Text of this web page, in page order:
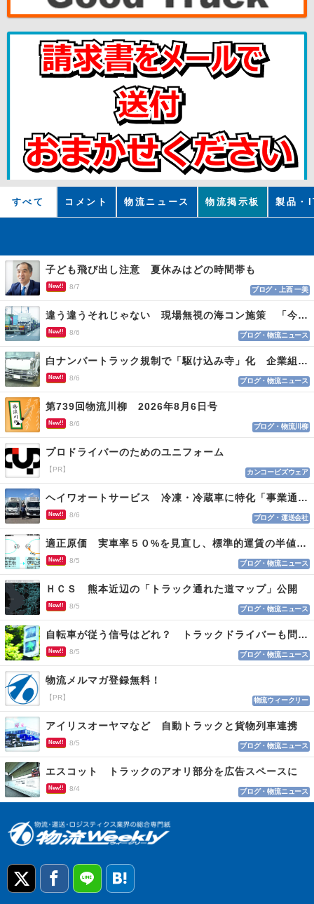
すべて コメント 物流ニュース 物流掲示板 製品・
子ども飛び出し注意 夏休みはどの時間帯も
New!! 8/7 ブログ・上西 一美
違う違うそれじゃない 現場無視の海コン施策 「今でも平均２～３時間は待つ」
New!! 8/6 ブログ・物流ニュース
白ナンバートラック規制で「駆け込み寺」化 企業組合が入会基準を見直しへ
New!! 8/6 ブログ・物流ニュース
第739回物流川柳 2026年8月6日号
New!! 8/6 ブログ・物流川柳
プロドライバーのためのユニフォーム
【PR】 カンコービズウェア
ヘイワオートサービス 冷凍・冷蔵車に特化「事業通じ貢献目指す」
New!! 8/6 ブログ・運送会社
適正原価 実車率５０%を見直し、標準的運賃の半値の恐れも
New!! 8/5 ブログ・物流ニュース
ＨＣＳ 熊本近辺の「トラック通れた道マップ」公開
New!! 8/5 ブログ・物流ニュース
自転車が従う信号はどれ？ トラックドライバーも問われる認識
New!! 8/5 ブログ・物流ニュース
物流メルマガ登録無料！
【PR】 物流ウィークリー
アイリスオーヤマなど 自動トラックと貨物列車連携
New!! 8/5 ブログ・物流ニュース
エスコット トラックのアオリ部分を広告スペースに
New!! 8/4 ブログ・物流ニュース